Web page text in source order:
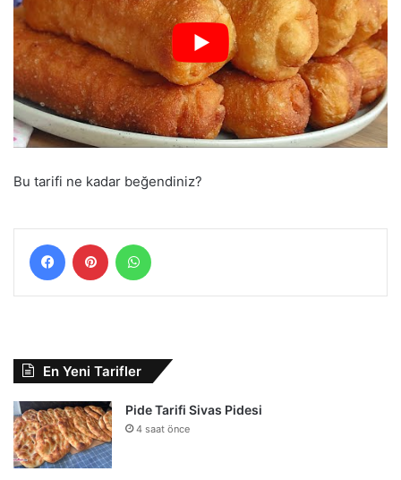
Bu tarifi ne kadar beğendiniz?
FacebookPinterest
En Yeni Tarifler
Pide Tarifi Sivas Pidesi
4 saat önce